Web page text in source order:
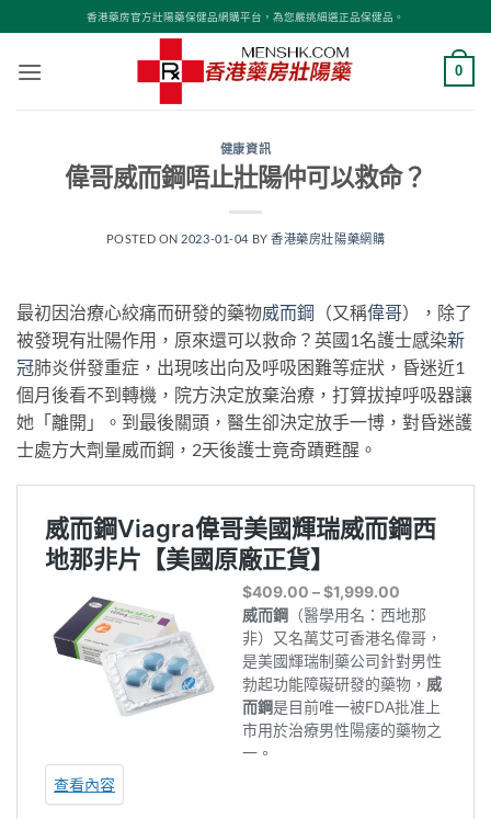
to
content
香港藥房官方壯陽藥保健品網購平台，為您嚴挑細選正品保健品。
0
健康資訊
偉哥威而鋼唔止壯陽仲可以救命？
POSTED ON 2023-01-04 BY香港藥房壯陽藥網購
最初因治療心絞痛而研發的藥物威而鋼 （又稱偉哥），除了
被發現有壯陽作用，原來還可以救命？英國1名護士感染新
冠肺炎併發重症，出現咳出向及呼吸困難等症狀，昏迷近1
個月後看不到轉機，院方決定放棄治療，打算拔掉呼吸器讓
她「離開」。到最後關頭，醫生卻決定放手一博，對昏迷護
士處方大劑量威而鋼，2天後護士竟奇蹟甦醒。